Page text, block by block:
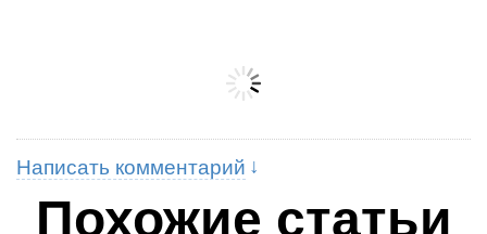
Написать комментарий
Похожие статьи